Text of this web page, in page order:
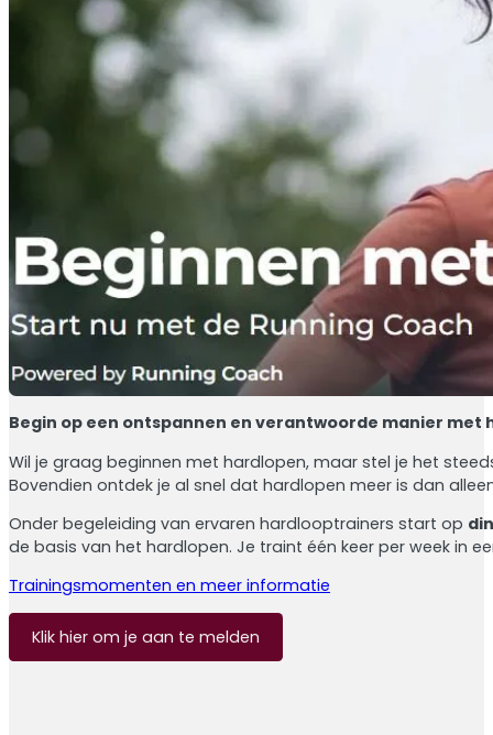
Begin op een ontspannen en verantwoorde manier
Wil je graag beginnen met hardlopen, maar stel je het
Bovendien ontdek je al snel dat hardlopen meer is dan
Onder begeleiding van ervaren hardlooptrainers start op
de basis van het hardlopen. Je traint één keer per week in
Trainingsmomenten en meer informatie
Klik hier om je aan te melden